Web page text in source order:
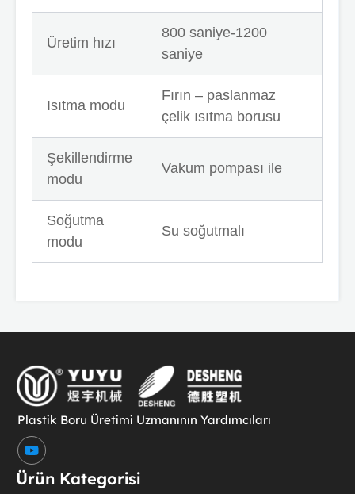
Üretim hızı
800 saniye-1200
saniye
Isıtma modu
Fırın – paslanmaz
çelik ısıtma borusu
Şekillendirme
modu
Vakum pompası ile
Soğutma
modu
Su soğutmalı
Plastik Boru Üretimi Uzmanının Yardımcıları
Y
o
u
t
Ürün Kategorisi